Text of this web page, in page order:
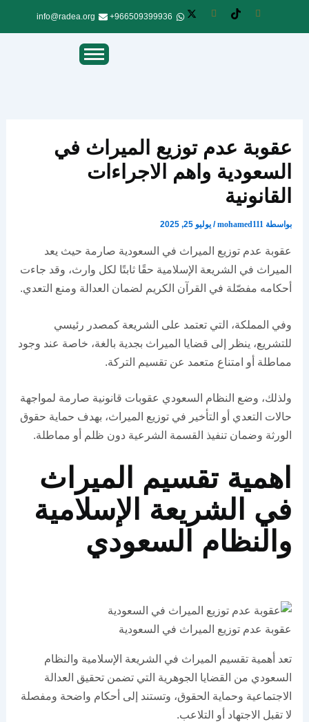
966509399936+
info@radea.org
عقوبة عدم توزيع الميراث في
السعودية واهم الاجراءات
القانونية
بواسطة mohamed111
/ يوليو 25, 2025
عقوبة عدم توزيع الميراث في السعودية صارمة حيث يعد
الميراث في الشريعة الإسلامية حقًا ثابتًا لكل وارث، وقد جاءت
أحكامه مفصّلة في القرآن الكريم لضمان العدالة ومنع التعدي.
وفي المملكة، التي تعتمد على الشريعة كمصدر رئيسي
للتشريع، ينظر إلى قضايا الميراث بجدية بالغة، خاصة عند وجود
مماطلة أو امتناع متعمد عن تقسيم التركة.
ولذلك، وضع النظام السعودي عقوبات قانونية صارمة لمواجهة
حالات التعدي أو التأخير في توزيع الميراث، بهدف حماية حقوق
الورثة وضمان تنفيذ القسمة الشرعية دون ظلم أو مماطلة.
اهمية تقسيم الميراث
في الشريعة الإسلامية
والنظام السعودي
عقوبة عدم توزيع الميراث في السعودية
تعد أهمية تقسيم الميراث في الشريعة الإسلامية والنظام
السعودي من القضايا الجوهرية التي تضمن تحقيق العدالة
الاجتماعية وحماية الحقوق، وتستند إلى أحكام واضحة ومفصلة
لا تقبل الاجتهاد أو التلاعب.